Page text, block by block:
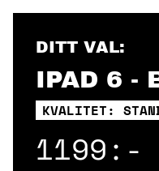
Skip
contentDITT VAL:
IPAD 6 -
KVALITET:
1199:-